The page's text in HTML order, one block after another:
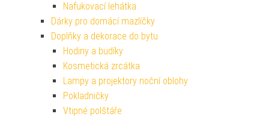
Nafukovací lehátka
Dárky pro domácí mazlíčky
Doplňky a dekorace do bytu
Hodiny a budíky
Kosmetická zrcátka
Lampy a projektory noční oblohy
Pokladničky
Vtipné polštáře